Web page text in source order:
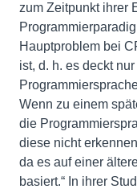
zum Zeitpunkt ihrer
Hauptproblem bei
ist, d. h. es deckt
Wenn zu einem
die
diese nicht
da es auf einer
basiert.“ In ihrer